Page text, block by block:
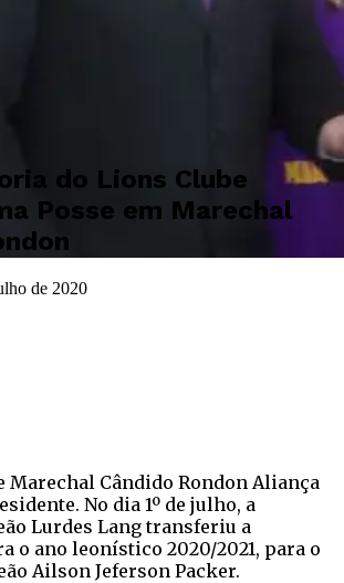
do Lions Clube
Posse em Marechal
de 2020
Marechal Cândido Rondon Aliança
No dia 1º de julho, a
Lurdes Lang transferiu a
o ano leonístico 2020/2021, para o
Ailson Jeferson Packer.